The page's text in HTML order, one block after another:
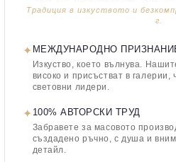
Традиция в изкуството и
г.
✦ МЕЖДУНАРОДНО
Изкуство, което вълнува.
високо и присъстват в галерии,
световни лидери.
✦ 100% АВТОРСКИ ТРУД
Забравете за масовото
създадено ръчно, с душа и
детайл.